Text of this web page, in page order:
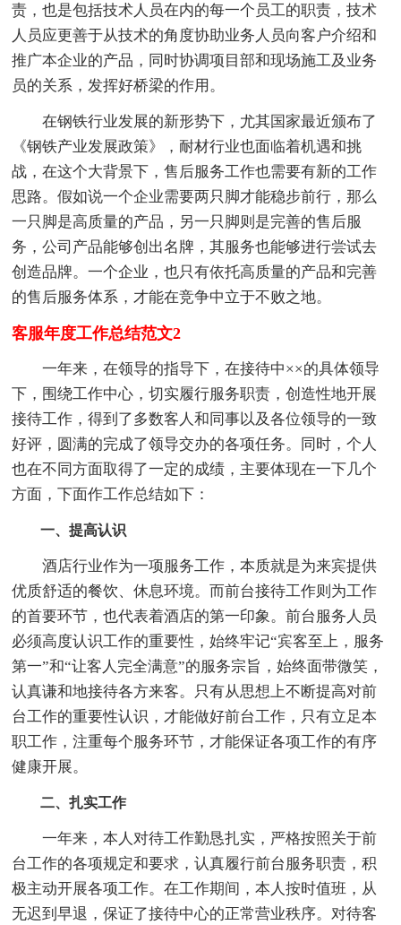
责，也是包括技术人员在内的每一个员工的职责，技术
人员应更善于从技术的角度协助业务人员向客户介绍和
推广本企业的产品，同时协调项目部和现场施工及业务
员的关系，发挥好桥梁的作用。
在钢铁行业发展的新形势下，尤其国家最近颁布了
《钢铁产业发展政策》，耐材行业也面临着机遇和挑
战，在这个大背景下，售后服务工作也需要有新的工作
思路。假如说一个企业需要两只脚才能稳步前行，那么
一只脚是高质量的产品，另一只脚则是完善的售后服
务，公司产品能够创出名牌，其服务也能够进行尝试去
创造品牌。一个企业，也只有依托高质量的产品和完善
的售后服务体系，才能在竞争中立于不败之地。
客服年度工作总结范文2
一年来，在领导的指导下，在接待中××的具体领导
下，围绕工作中心，切实履行服务职责，创造性地开展
接待工作，得到了多数客人和同事以及各位领导的一致
好评，圆满的完成了领导交办的各项任务。同时，个人
也在不同方面取得了一定的成绩，主要体现在一下几个
方面，下面作工作总结如下：
一、提高认识
酒店行业作为一项服务工作，本质就是为来宾提供
优质舒适的餐饮、休息环境。而前台接待工作则为工作
的首要环节，也代表着酒店的第一印象。前台服务人员
必须高度认识工作的重要性，始终牢记“宾客至上，服务
第一”和“让客人完全满意”的服务宗旨，始终面带微笑，
认真谦和地接待各方来客。只有从思想上不断提高对前
台工作的重要性认识，才能做好前台工作，只有立足本
职工作，注重每个服务环节，才能保证各项工作的有序
健康开展。
二、扎实工作
一年来，本人对待工作勤恳扎实，严格按照关于前
台工作的各项规定和要求，认真履行前台服务职责，积
极主动开展各项工作。在工作期间，本人按时值班，从
无迟到早退，保证了接待中心的正常营业秩序。对待客